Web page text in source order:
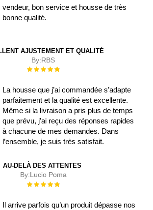
vendeur, bon service et housse de très
bonne qualité.
AJUSTEMENT ET QUALITÉ
By:RBS
Évaluation :
La housse que j’ai commandée s’adapte
parfaitement et la qualité est excellente.
Même si la livraison a pris plus de temps
que prévu, j’ai reçu des réponses rapides
à chacune de mes demandes. Dans
l’ensemble, je suis très satisfait.
AU-DELÀ DES ATTENTES
By:Lucio Poma
Évaluation :
Il arrive parfois qu’un produit dépasse nos